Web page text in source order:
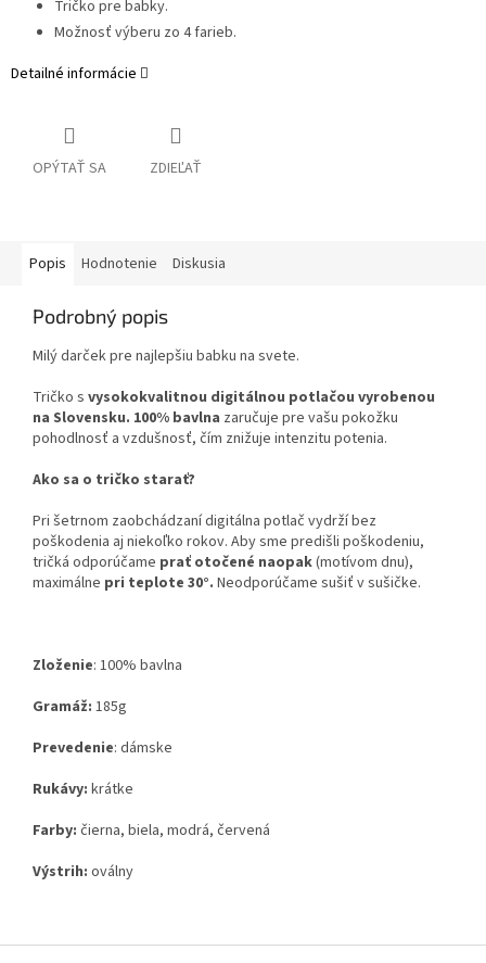
Tričko pre babky.
Možnosť výberu zo 4 farieb.
Detailné informácie
OPÝTAŤ SA ZDIEĽAŤ
Popis Hodnotenie Diskusia
Podrobný popis
Milý darček pre najlepšiu babku na svete.
Tričko s vysokokvalitnou digitálnou potlačou vyrobenou
na Slovensku. 100% bavlna zaručuje pre vašu pokožku
pohodlnosť a vzdušnosť, čím znižuje intenzitu potenia.
Ako sa o tričko starať?
Pri šetrnom zaobchádzaní digitálna potlač vydrží bez
poškodenia aj niekoľko rokov. Aby sme predišli poškodeniu,
tričká odporúčame prať otočené naopak(motívom dnu),
maximálne pri teplote 30°. Neodporúčame sušiť v sušičke.
Zloženie: 100% bavlna
Gramáž: 185g
Prevedenie: dámske
Rukávy: krátke
Farby: čierna, biela, modrá, červená
Výstrih: oválny